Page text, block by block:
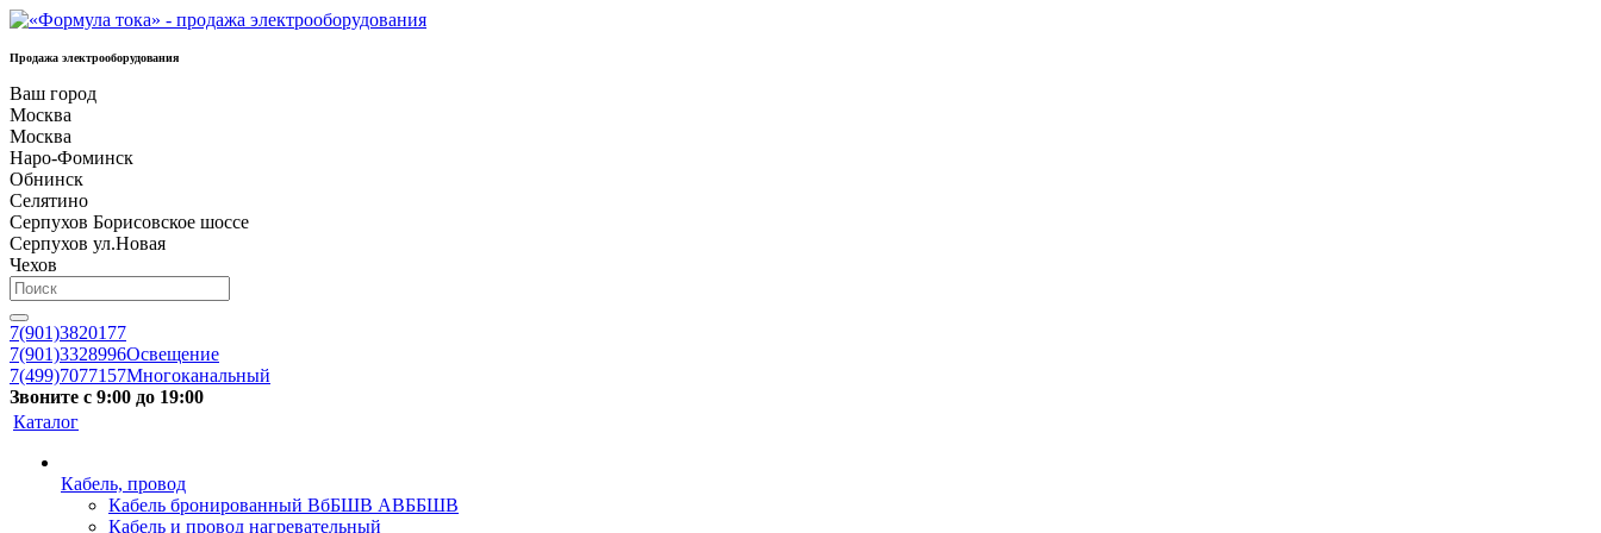
Продажа электрооборудования
Ваш город
Москва
Москва
Наро-Фоминск
Обнинск
Селятино
Серпухов Борисовское шоссе
Серпухов ул.Новая
Чехов
7(901)3820177
7(901)3328996Освещение
7(499)7077157Многоканальный
Звоните с 9:00 до 19:00
Каталог
Кабель, провод
Кабель бронированный ВбБШВ АВББШВ
Кабель и провод нагревательный